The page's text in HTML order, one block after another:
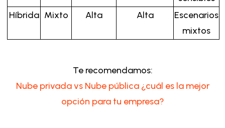
Híbrida Mixto Alta Alta
Escenarios
mixtos
Te recomendamos:
Nube privada vs Nube pública ¿cuál es la mejor
opción para tu empresa?